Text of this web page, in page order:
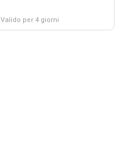
Valido per 4 giorni